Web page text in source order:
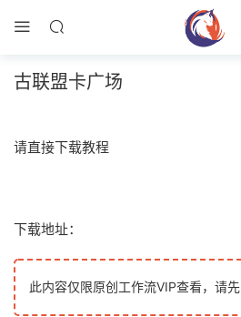
古联盟卡广场
请直接下载教程
下载地址：
此内容仅限原创工作流VIP查看，请先